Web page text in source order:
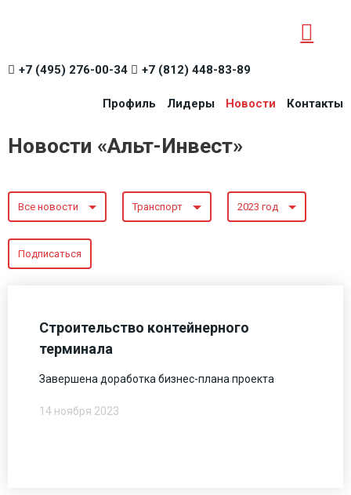
+7 (495) 276-00-34 +7 (812) 448-83-89
Профиль Лидеры Новости Контакты
Новости «Альт-Инвест»
Все новости Транспорт 2023 год
Подписаться
Строительство контейнерного
терминала
Завершена доработка бизнес-плана проекта
14 ноября 2023